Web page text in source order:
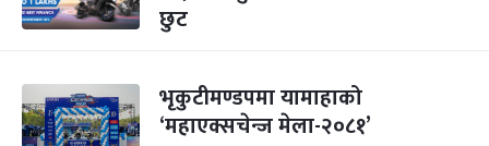
छुट
भृकुटीमण्डपमा यामाहाको
‘महाएक्सचेन्ज मेला-२०८१’